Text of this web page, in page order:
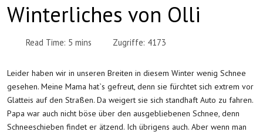
Winterliches von Olli
Read Time: 5 mins Zugriffe: 4173
Leider haben wir in unseren Breiten in diesem Winter wenig Schnee
gesehen. Meine Mama hat`s gefreut, denn sie fürchtet sich extrem vor
Glatteis auf den Straßen. Da weigert sie sich standhaft Auto zu fahren.
Papa war auch nicht böse über den ausgebliebenen Schnee, denn
Schneeschieben findet er ätzend. Ich übrigens auch. Aber wenn man